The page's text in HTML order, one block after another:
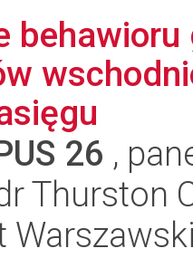
26 ,
Thurston